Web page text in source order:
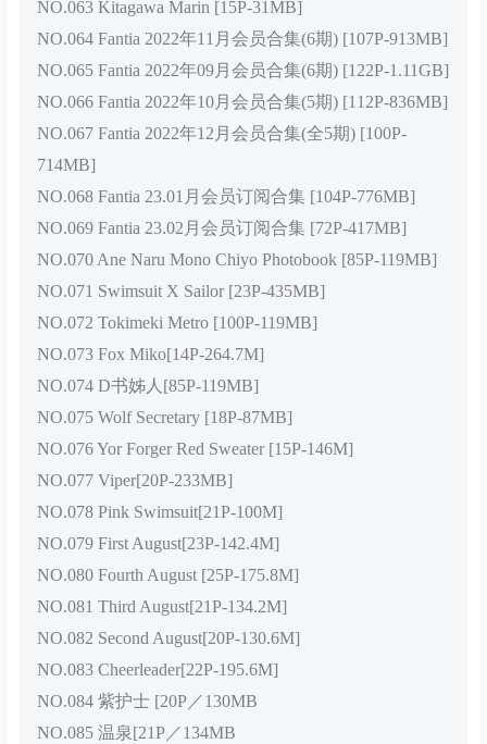
NO.063 Kitagawa Marin [15P-31MB]
NO.064 Fantia 2022年11月会员合集(6期) [107P-913MB]
NO.065 Fantia 2022年09月会员合集(6期) [122P-1.11GB]
NO.066 Fantia 2022年10月会员合集(5期) [112P-836MB]
NO.067 Fantia 2022年12月会员合集(全5期) [100P-
714MB]
NO.068 Fantia 23.01月会员订阅合集 [104P-776MB]
NO.069 Fantia 23.02月会员订阅合集 [72P-417MB]
NO.070 Ane Naru Mono Chiyo Photobook [85P-119MB]
NO.071 Swimsuit X Sailor [23P-435MB]
NO.072 Tokimeki Metro [100P-119MB]
NO.073 Fox Miko[14P-264.7M]
NO.074 D书姊人[85P-119MB]
NO.075 Wolf Secretary [18P-87MB]
NO.076 Yor Forger Red Sweater [15P-146M]
NO.077 Viper[20P-233MB]
NO.078 Pink Swimsuit[21P-100M]
NO.079 First August[23P-142.4M]
NO.080 Fourth August [25P-175.8M]
NO.081 Third August[21P-134.2M]
NO.082 Second August[20P-130.6M]
NO.083 Cheerleader[22P-195.6M]
NO.084 紫护士 [20P／130MB
NO.085 温泉[21P／134MB